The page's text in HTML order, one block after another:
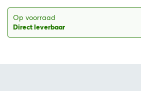
€89,48.€76,06.
Op voorraad
Direct leverbaar